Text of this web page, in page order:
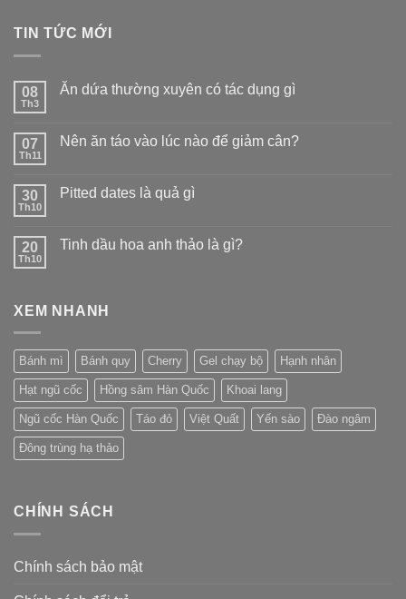
TIN TỨC MỚI
08
Th3
Ăn dứa thường xuyên có tác dụng gì
07
Th11
Nên ăn táo vào lúc nào để giảm cân?
30
Th10
Pitted dates là quả gì
20
Th10
Tinh dầu hoa anh thảo là gì?
XEM NHANH
Bánh mì Bánh quy Cherry Gel chạy bộ Hạnh nhân
Hạt ngũ cốc Hồng sâm Hàn Quốc Khoai lang
Ngũ cốc Hàn Quốc Táo đỏ Việt Quất Yến sào Đào ngâm
Đông trùng hạ thảo
CHÍNH SÁCH
Chính sách bảo mật